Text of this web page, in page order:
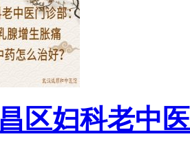
区妇科老中